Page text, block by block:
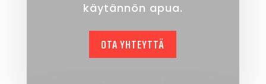
käytännön apua.
OTA YHTEYTTÄ